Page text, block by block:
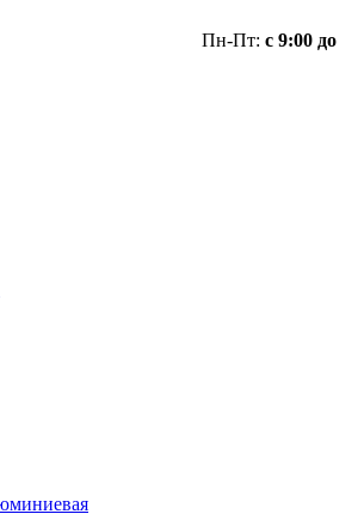
Пн-Пт: с 9:00 до